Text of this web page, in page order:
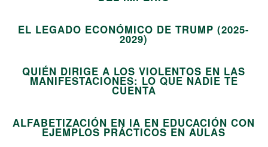
EL LEGADO ECONÓMICO DE TRUMP (2025-
2029)
QUIÉN DIRIGE A LOS VIOLENTOS EN LAS
MANIFESTACIONES: LO QUE NADIE TE
CUENTA
ALFABETIZACIÓN EN IA EN EDUCACIÓN CON
EJEMPLOS PRÁCTICOS EN AULAS